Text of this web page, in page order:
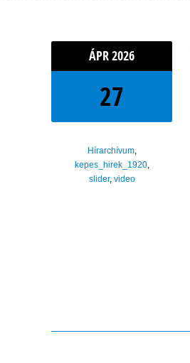
ÁPR2026
27
Hírarchívum,
kepes_hirek_1920,
slider, video